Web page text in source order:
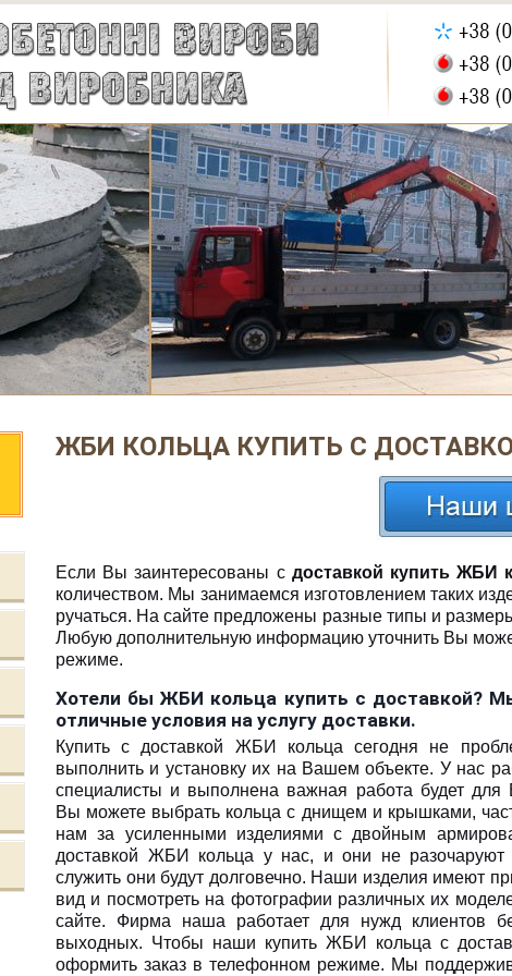
ЖБИ КОЛЬЦА КУПИТЬ С
Если Вы заинтересованы с доставкой купить ЖБИ
количеством. Мы занимаемся изготовлением таких
ручаться. На сайте предложены разные типы и
Любую дополнительную информацию уточнить Вы
режиме.
Хотели бы ЖБИ кольца купить с доставкой?
отличные условия на услугу доставки.
Купить с доставкой ЖБИ кольца сегодня не
выполнить и установку их на Вашем объекте. У нас
специалисты и выполнена важная работа будет для
Вы можете выбрать кольца с днищем и крышками,
нам за усиленными изделиями с двойным
доставкой ЖБИ кольца у нас, и они не разочаруют
служить они будут долговечно. Наши изделия имеют
вид и посмотреть на фотографии различных их
сайте. Фирма наша работает для нужд клиентов
выходных. Чтобы наши купить ЖБИ кольца с
оформить заказ в телефонном режиме. Мы